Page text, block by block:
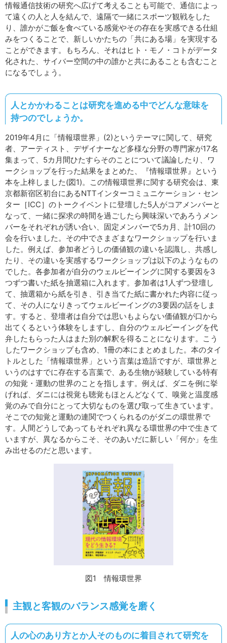
情報通信技術の研究へ広げて考えることも可能で、通信によっ
て遠くの人と人を結んで、遠隔で一緒にスポーツ観戦をした
り、誰かがご飯を食べている感覚やその存在を実感できる仕組
みをつくることで、新しいかたちの「共にある場」を実現する
ことができます。もちろん、それはヒト・モノ・コトがデータ
化された、サイバー空間の中の誰かと共にあることも含むこと
になるでしょう。
人とかかわることは研究を進める中でどんな意味を
持つのでしょうか。
2019年4月に「情報環世界」(2)というテーマに関して、研究
者、アーティスト、デザイナーなど多様な分野の専門家が17名
集まって、5カ月間ひたすらそのことについて議論したり、ワ
ークショップを行った結果をまとめた、『情報環世界』という
本を上梓しました(図1)。この情報環世界に関する研究会は、東
京都新宿区初台にあるNTTインターコミュニケーション・セン
ター［ICC］のトークイベントに登壇した5人がコアメンバーと
なって、一緒に探求の時間を過ごしたら興味深いであろうメン
バーをそれぞれが誘い合い、固定メンバーで5カ月、計10回の
会を行いました。その中でさまざまなワークショップを行いま
した。例えば、参加者どうしの価値観の違いを認識し、共感し
たり、その違いを実感するワークショップは以下のようなもの
でした。各参加者が自分のウェルビーイングに関する要因を3
つずつ書いた紙を抽選箱に入れます。参加者は1人ずつ登壇し
て、抽選箱から紙を引き、引き当てた紙に書かれた内容に従っ
て、その人になりきってウェルビーイングの3要因の話をしま
す。すると、登壇者は自分では思いもよらない価値観が口から
出てくるという体験をしますし、自分のウェルビーイングを代
弁したもらった人はまた別の解釈を得ることになります。こう
したワークショップも含め、1冊の本にまとめました。本のタイ
トルとした「情報環世界」という言葉は造語ですが、環世界と
いうのはすでに存在する言葉で、ある生物が経験している特有
の知覚・運動の世界のことを指します。例えば、ダニを例に挙
げれば、ダニには視覚も聴覚もほとんどなくて、嗅覚と温度感
覚のみで自分にとって大切なものを選び取って生きています。
そこでの知覚と運動の連関でつくられるのがダニの環世界で
す。人間どうしであってもそれぞれ異なる環世界の中で生きて
いますが、異なるからこそ、そのあいだに新しい「何か」を生
み出せるのだと思います。
図1 情報環世界
主観と客観のバランス感覚を磨く
人の心のあり方とか人そのものに着目されて研究を